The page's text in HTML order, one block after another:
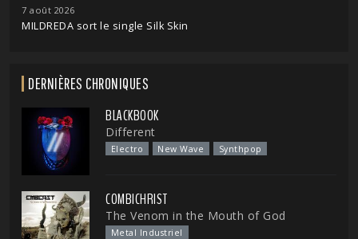
7 août 2026
MILDREDA sort le single Silk Skin
DERNIÈRES CHRONIQUES
BLACKBOOK
Different
Electro New Wave Synthpop
COMBICHRIST
The Venom in the Mouth of God
Metal Industriel